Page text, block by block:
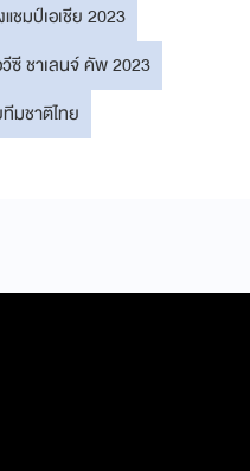
แชมป์เอเชีย 2023
ซี ชาเลนจ์ คัพ 2023
มชาติไทย